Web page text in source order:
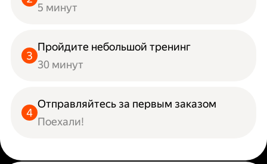
5 минут
Пройдите небольшой тренинг
30 минут
Отправляйтесь за первым заказом
Поехали!